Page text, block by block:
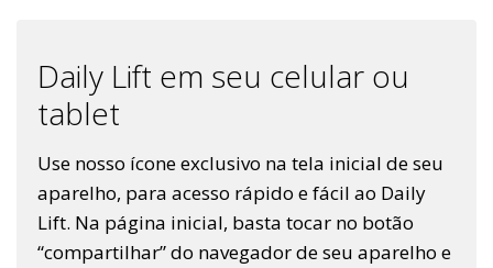
Daily Lift em seu celular ou
tablet
Use nosso ícone exclusivo na tela inicial de seu
aparelho, para acesso rápido e fácil ao Daily
Lift. Na página inicial, basta tocar no botão
“compartilhar” do navegador de seu aparelho e